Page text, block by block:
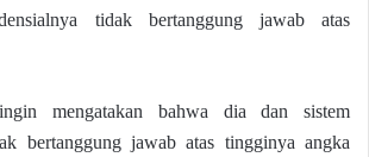
tidak bertanggung jawab atas
mengatakan bahwa dia dan sistem
bertanggung jawab atas tingginya angka